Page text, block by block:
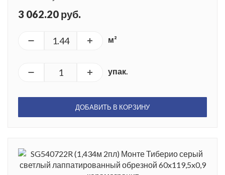
3 062.20 руб.
м²
упак.
ДОБАВИТЬ В КОРЗИНУ